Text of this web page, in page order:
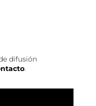
difusión
.